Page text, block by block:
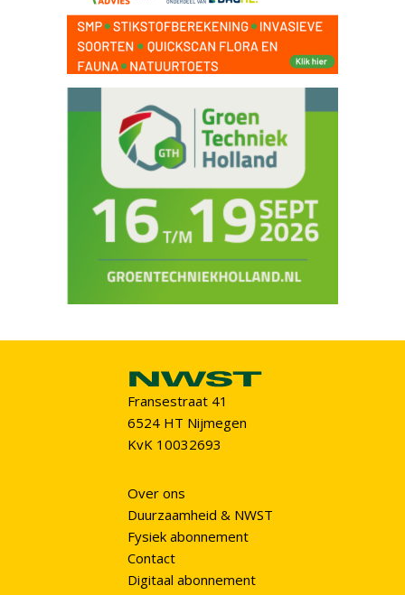
Fransestraat 41
6524 HT Nijmegen
KvK 10032693
Over ons
Duurzaamheid & NWST
Fysiek abonnement
Contact
Digitaal abonnement